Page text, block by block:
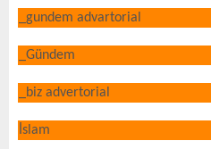
_gundem advartorial
_Gündem
_biz advertorial
İslam